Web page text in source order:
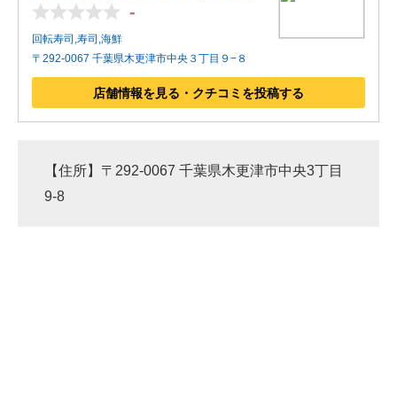
-
回転寿司,寿司,海鮮
〒292-0067 千葉県木更津市中央３丁目９−８
店舗情報を見る・クチコミを投稿する
【住所】〒292-0067 千葉県木更津市中央3丁目
9-8